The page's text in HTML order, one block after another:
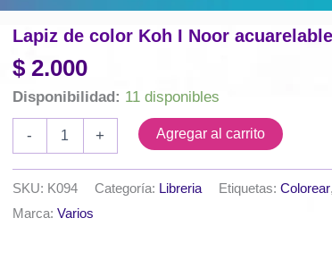
Lapiz de color Koh I Noor
$2.000
Disponibilidad: 11 disponibles
-
I
Noor
+ Agregar al carrito
SKU: K094 Categoría: Libreria Etiquetas: Colorear,
Marca: Varios